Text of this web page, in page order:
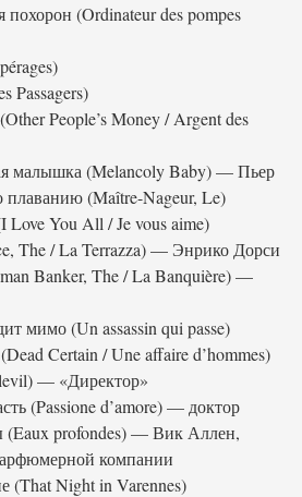
(Ordinateur des pompes
Passagers)
People’s Money / Argent des
малышка (Melancoly Baby) — Пьер
(Maître-Nageur, Le)
You All / Je vous aime)
The / La Terrazza) — Энрико Дорси
Banker, The / La Banquière) —
мимо (Un assassin qui passe)
Certain / Une affaire d’hommes)
— «Директор»
(Passione d’amore) — доктор
(Eaux profondes) — Вик Аллен,
компании
(That Night in Varennes)